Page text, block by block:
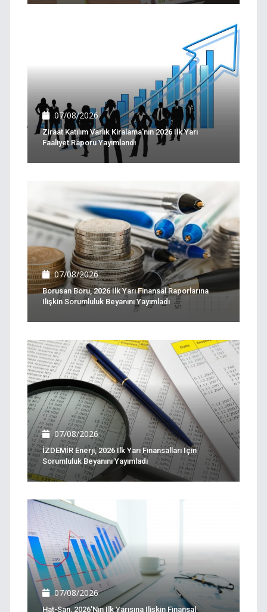
07/08/2026
Ziraat Katılım Varlık Kiralama'nın 2026 Ilk Yarı
Faaliyet Raporu Yayımlandı
07/08/2026
Borusan Boru, 2026 Ilk Yarı Finansal Raporlarına
Ilişkin Sorumluluk Beyanını Yayımladı
07/08/2026
İZDEMİR Enerji, 2026 Ilk Yarı Finansalları Için
Sorumluluk Beyanını Yayımladı
07/08/2026
Hat-San, 2026'nın Ilk Yarısına Ilişkin Finansal